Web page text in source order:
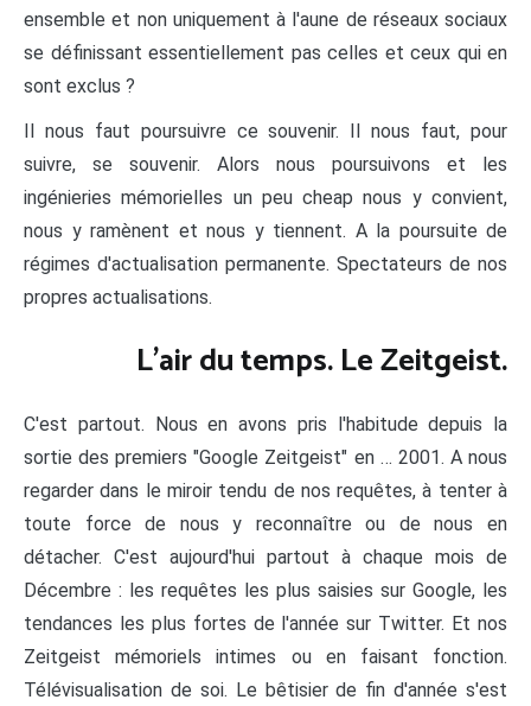
ensemble et non uniquement à l'aune de réseaux sociaux
se définissant essentiellement pas celles et ceux qui en
sont exclus ?
Il nous faut poursuivre ce souvenir. Il nous faut, pour
suivre, se souvenir. Alors nous poursuivons et les
ingénieries mémorielles un peu cheap nous y convient,
nous y ramènent et nous y tiennent. A la poursuite de
régimes d'actualisation permanente. Spectateurs de nos
propres actualisations.
L'air du temps. Le Zeitgeist.
C'est partout. Nous en avons pris l'habitude depuis la
sortie des premiers "Google Zeitgeist" en … 2001. A nous
regarder dans le miroir tendu de nos requêtes, à tenter à
toute force de nous y reconnaître ou de nous en
détacher. C'est aujourd'hui partout à chaque mois de
Décembre : les requêtes les plus saisies sur Google, les
tendances les plus fortes de l'année sur Twitter. Et nos
Zeitgeist mémoriels intimes ou en faisant fonction.
Télévisualisation de soi. Le bêtisier de fin d'année s'est